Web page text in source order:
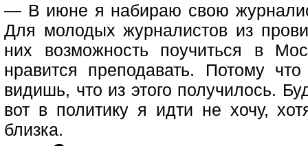
— В июне я набираю свою
Для молодых журналистов из
них возможность поучиться в
нравится преподавать. Потому
видишь, что из этого получилось.
вот в политику я идти не хочу,
близка.